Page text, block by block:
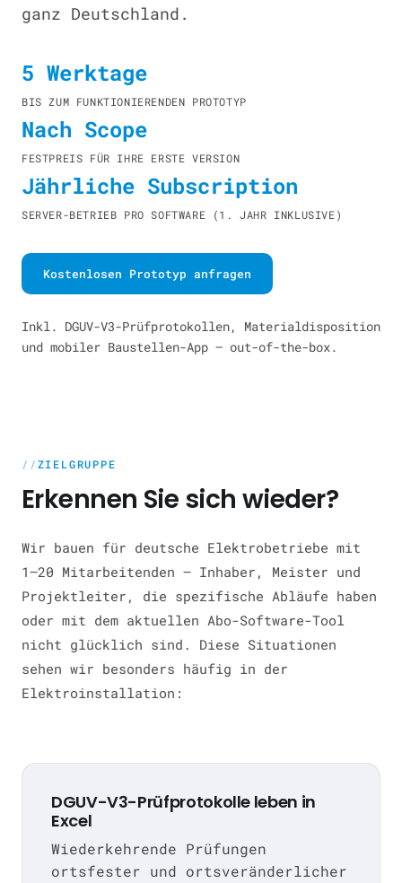
ganz Deutschland.
5 Werktage
BIS ZUM FUNKTIONIERENDEN PROTOTYP
Nach Scope
FESTPREIS FÜR IHRE ERSTE VERSION
Jährliche Subscription
SERVER-BETRIEB PRO SOFTWARE (1. JAHR INKLUSIVE)
Kostenlosen Prototyp anfragen
Inkl. DGUV-V3-Prüfprotokollen, Materialdisposition
und mobiler Baustellen-App — out-of-the-box.
ZIELGRUPPE
Erkennen Sie sich wieder?
Wir bauen für deutsche Elektrobetriebe mit
1–20 Mitarbeitenden — Inhaber, Meister und
Projektleiter, die spezifische Abläufe haben
oder mit dem aktuellen Abo-Software-Tool
nicht glücklich sind. Diese Situationen
sehen wir besonders häufig in der
Elektroinstallation:
DGUV-V3-Prüfprotokolle leben in
Excel
Wiederkehrende Prüfungen
ortsfester und ortsveränderlicher